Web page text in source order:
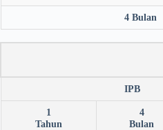
4 Bulan
IPB
1
Tahun
4
Bulan